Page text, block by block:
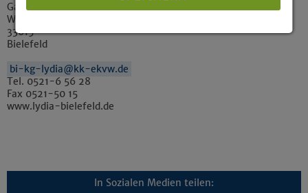
Gastfreundliche und einladende Gemeinde im Bielefelder
Westen
33615
Bielefeld
bi-kg-lydia@kk-ekvw.de
Tel. 0521-6 56 28
Fax 0521-50 15
www.lydia-bielefeld.de
In Sozialen Medien teilen:
Impressum